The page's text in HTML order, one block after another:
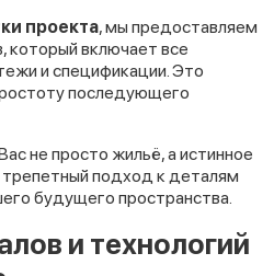
проекта, мы предоставляем
который включает все
и спецификации. Это
последующего
не просто жильё, а истинное
подход к деталям
будущего пространства.
и технологий